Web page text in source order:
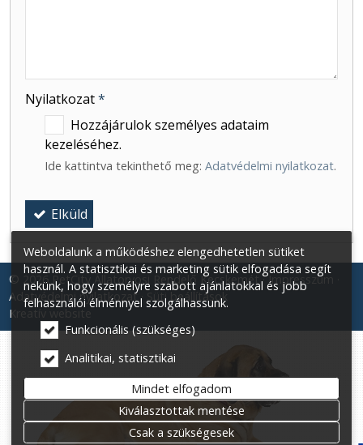
Nyilatkozat*
Hozzájárulok személyes adataim
kezeléséhez.
Ide kattintva tekinthető meg: Adatvédelmi nyilatkozat.
Elküld
© 2026 PetCity Állatorvosi Rendelő Kecskemét
Impresszum
Adatvédelmi nyilatkozat
Süti beállítások
Kreatív website
Weboldalunk a működéshez elengedhetetlen sütiket
használ. A statisztikai és marketing sütik elfogadása segít
nekünk, hogy személyre szabott ajánlatokkal és jobb
felhasználói élménnyel szolgálhassunk.
Funkcionális (szükséges)
Analitikai, statisztikai
Mindet elfogadom
Kiválasztottak mentése
Csak a szükségesek